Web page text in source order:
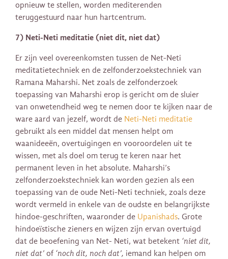
opnieuw te stellen, worden mediterenden
teruggestuurd naar hun hartcentrum.
7) Neti-Neti meditatie (niet dit, niet dat)
Er zijn veel overeenkomsten tussen de Net-Neti
meditatietechniek en de zelfonderzoekstechniek van
Ramana Maharshi. Net zoals de zelfonderzoek
toepassing van Maharshi erop is gericht om de sluier
van onwetendheid weg te nemen door te kijken naar de
ware aard van jezelf, wordt de Neti-Neti meditatie
gebruikt als een middel dat mensen helpt om
waanideeën, overtuigingen en vooroordelen uit te
wissen, met als doel om terug te keren naar het
permanent leven in het absolute. Maharshi’s
zelfonderzoekstechniek kan worden gezien als een
toepassing van de oude Neti-Neti techniek, zoals deze
wordt vermeld in enkele van de oudste en belangrijkste
hindoe-geschriften, waaronder de Upanishads. Grote
hindoeïstische zieners en wijzen zijn ervan overtuigd
dat de beoefening van Net- Neti, wat betekent ‘niet dit,
niet dat’ of‘noch dit, noch dat’, iemand kan helpen om